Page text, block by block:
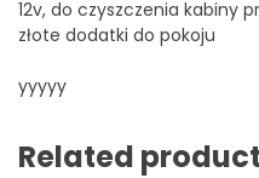
12v, do czyszczenia kabiny
złote dodatki do pokoju
yyyyy
Related